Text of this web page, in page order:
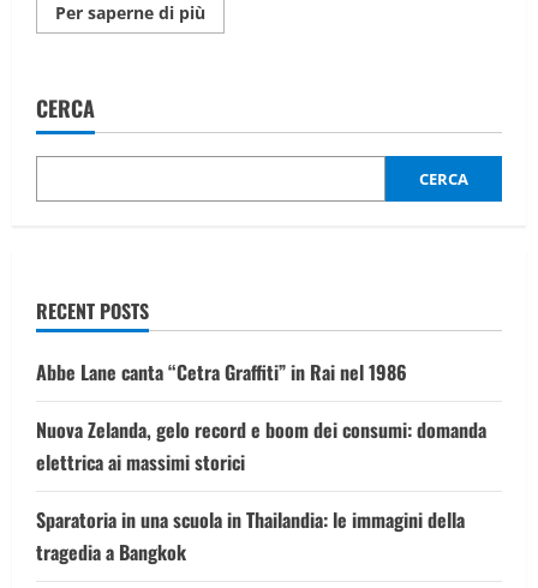
Per saperne di più
informazioni
alla
con
fucile.
pericolo
vita
CERCA
CERCA
RECENT POSTS
Abbe Lane canta “Cetra Graffiti” in Rai nel 1986
Nuova Zelanda, gelo record e boom dei consumi: domanda
elettrica ai massimi storici
Sparatoria in una scuola in Thailandia: le immagini della
tragedia a Bangkok